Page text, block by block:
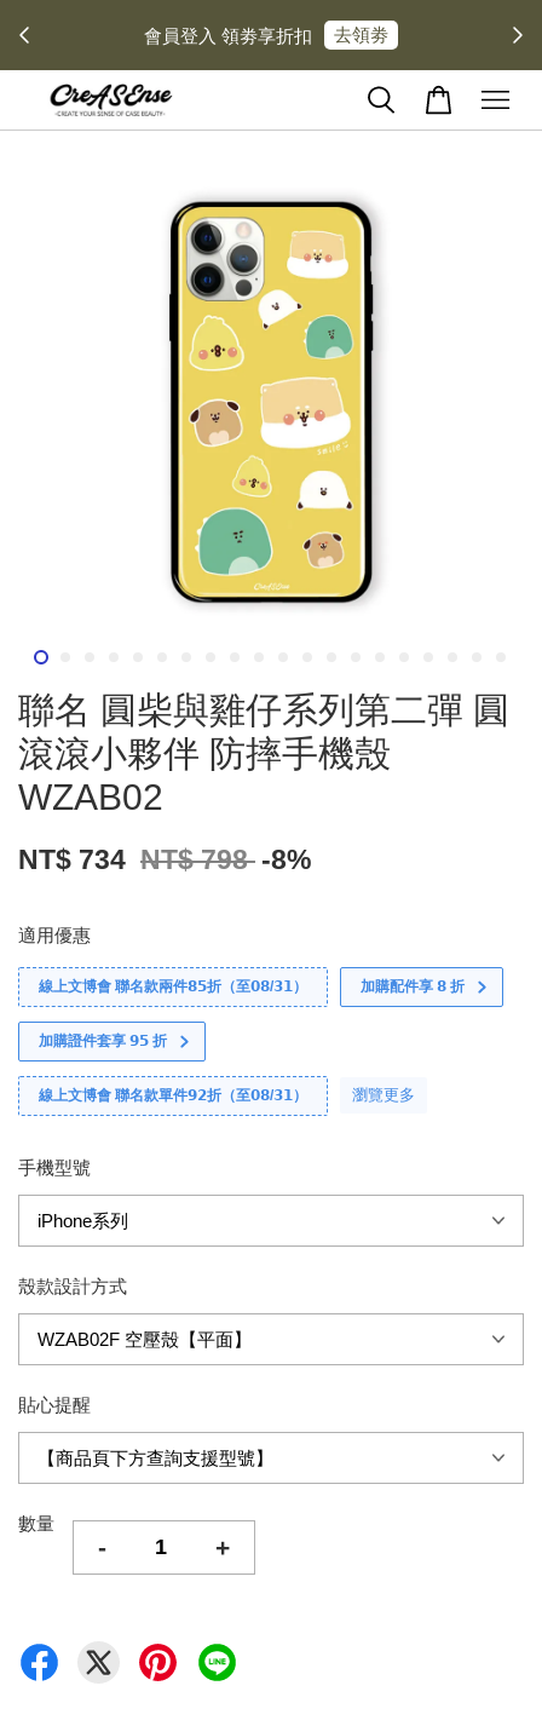
會員登入 領劵享折扣 去領劵
聯名 圓柴與雞仔系列第二彈 圓
滾滾小夥伴 防摔手機殼
WZAB02
NT$ 734 NT$ 798 -8%
適用優惠
線上文博會 聯名款兩件𝟴𝟱折（至𝟬𝟴/𝟯𝟭） 加購配件享 𝟴 折
加購證件套享 𝟵𝟱 折
線上文博會 聯名款單件𝟵𝟮折（至𝟬𝟴/𝟯𝟭） 瀏覽更多
手機型號
殼款設計方式
貼心提醒
數量
- +